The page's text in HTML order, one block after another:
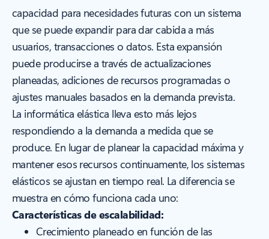
capacidad para necesidades futuras con un sistema
que se puede expandir para dar cabida a más
usuarios, transacciones o datos. Esta expansión
puede producirse a través de actualizaciones
planeadas, adiciones de recursos programadas o
ajustes manuales basados en la demanda prevista.
La informática elástica lleva esto más lejos
respondiendo a la demanda a medida que se
produce. En lugar de planear la capacidad máxima y
mantener esos recursos continuamente, los sistemas
elásticos se ajustan en tiempo real. La diferencia se
muestra en cómo funciona cada uno:
Características de escalabilidad:
Crecimiento planeado en función de las